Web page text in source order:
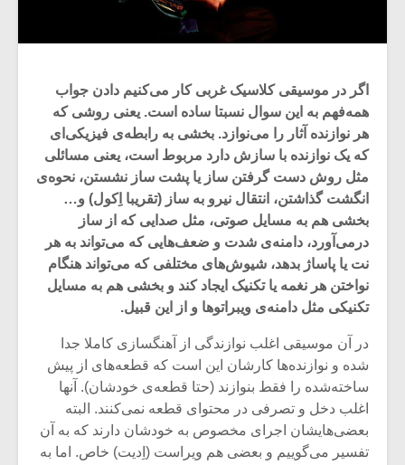
اگر در موسیقی کلاسیک غربی کار می‌کنیم دادن جواب
همه‌فهم به این سوال نسبتا ساده است. یعنی روشی که
هر نوازنده آثار را می‌نوازد. بخشی به رابطه‌ی فیزیکی‌ای
که یک نوازنده با سازش دارد مربوط است، یعنی مسائلی
مثل روش دست گرفتن ساز یا پشت ساز نشستن، نحوه‌ی
انگشت گذاشتن، انتقال نیرو به ساز (تقریبا اِکول) و…
بخشی هم به مسایل صوتی، مثل صدایی که از ساز
درمی‌آورد، دامنه‌ی شدت و ضعف‌هایی که می‌تواند به هر
نت یا پاساژ بدهد، شیوش‌های مختلفی که می‌تواند هنگام
نواختن هر نغمه یا تکنیک ایجاد کند و بخشی هم به مسایل
تکنیکی مثل دامنه‌ی ویبراتوها و از این قبیل.
در آن موسیقی اغلب نوازندگی از آهنگسازی کاملا جدا
شده و نوازنده‌ها کارشان این است که قطعه‌های از پیش
ساخته‌شده را فقط بنوازند (حتا قطعه‌ی خودشان). آنها
اغلب دخل و تصرفی در محتوای قطعه نمی‌کنند. البته
بعضی‌هایشان اجرای مخصوص به خودشان دارند که به آن
تفسیر می‌گوییم و بعضی هم ویراست (اِدیت) خاص. اما به